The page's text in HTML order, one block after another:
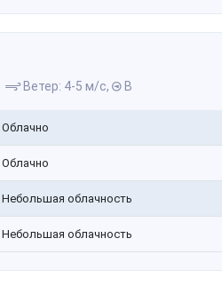
Ветер: 4-5 м/с, В
Облачно
Облачно
Небольшая облачность
Небольшая облачность